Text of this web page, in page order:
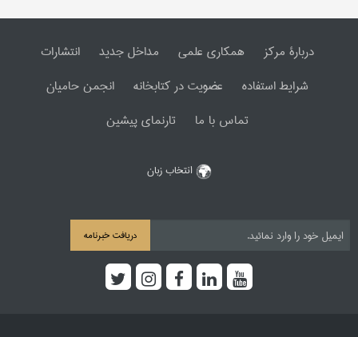
دربارۀ مرکز همکاری علمی مداخل جدید
انتشارات
شرایط استفاده
عضویت در کتابخانه
انجمن حامیان
تماس با ما
تارنمای پیشین
انتخاب زبان
دریافت خبرنامه